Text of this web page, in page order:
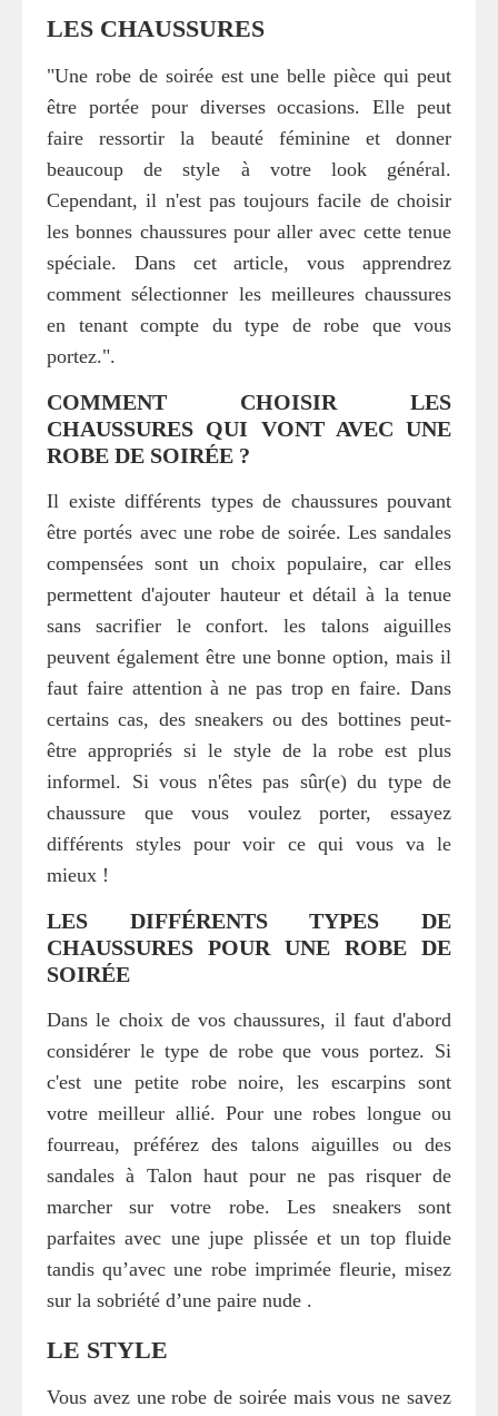
LES CHAUSSURES
"Une robe de soirée est une belle pièce qui peut
être portée pour diverses occasions. Elle peut
faire ressortir la beauté féminine et donner
beaucoup de style à votre look général.
Cependant, il n'est pas toujours facile de choisir
les bonnes chaussures pour aller avec cette tenue
spéciale. Dans cet article, vous apprendrez
comment sélectionner les meilleures chaussures
en tenant compte du type de robe que vous
portez.".
COMMENT CHOISIR LES
CHAUSSURES QUI VONT AVEC UNE
ROBE DE SOIRÉE ?
Il existe différents types de chaussures pouvant
être portés avec une robe de soirée. Les sandales
compensées sont un choix populaire, car elles
permettent d'ajouter hauteur et détail à la tenue
sans sacrifier le confort. les talons aiguilles
peuvent également être une bonne option, mais il
faut faire attention à ne pas trop en faire. Dans
certains cas, des sneakers ou des bottines peut-
être appropriés si le style de la robe est plus
informel. Si vous n'êtes pas sûr(e) du type de
chaussure que vous voulez porter, essayez
différents styles pour voir ce qui vous va le
mieux !
LES DIFFÉRENTS TYPES DE
CHAUSSURES POUR UNE ROBE DE
SOIRÉE
Dans le choix de vos chaussures, il faut d'abord
considérer le type de robe que vous portez. Si
c'est une petite robe noire, les escarpins sont
votre meilleur allié. Pour une robes longue ou
fourreau, préférez des talons aiguilles ou des
sandales à Talon haut pour ne pas risquer de
marcher sur votre robe. Les sneakers sont
parfaites avec une jupe plissée et un top fluide
tandis qu’avec une robe imprimée fleurie, misez
sur la sobriété d’une paire nude .
LE STYLE
Vous avez une robe de soirée mais vous ne savez